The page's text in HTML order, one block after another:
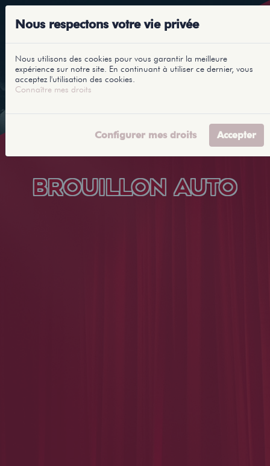
BROUILLON AUTO
Nous respectons votre vie privée
Nous utilisons des cookies pour vous garantir la meilleure
expérience sur notre site. En continuant à utiliser ce dernier, vous
acceptez l'utilisation des cookies.
Connaître mes droits
Configurer mes droits Accepter